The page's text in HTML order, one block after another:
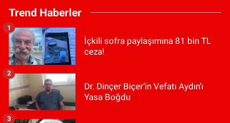
Trend Haberler
İçkili sofra paylaşımına 81 bin TL
ceza!
1
Dr. Dinçer Biçer’in Vefatı Aydın’ı
Yasa Boğdu
2
3